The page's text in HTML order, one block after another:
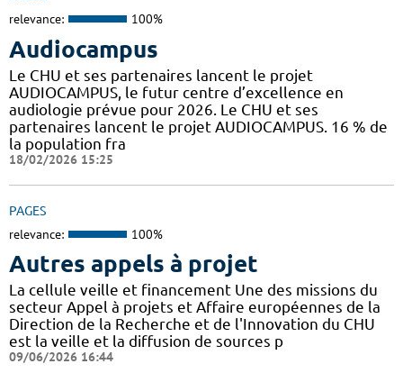
relevance: 100%
Audiocampus
Le CHU et ses partenaires lancent le projet
AUDIOCAMPUS, le futur centre d’excellence en
audiologie prévue pour 2026. Le CHU et ses
partenaires lancent le projet AUDIOCAMPUS. 16 % de
la population fra
18/02/2026 15:25
PAGES
relevance: 100%
Autres appels à projet
La cellule veille et financement Une des missions du
secteur Appel à projets et Affaire européennes de la
Direction de la Recherche et de l'Innovation du CHU
est la veille et la diffusion de sources p
09/06/2026 16:44